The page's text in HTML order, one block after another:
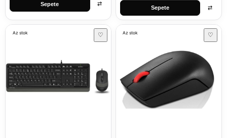
Sepete ⇄
Sepete ⇄
Az stok ♡ Az stok ♡